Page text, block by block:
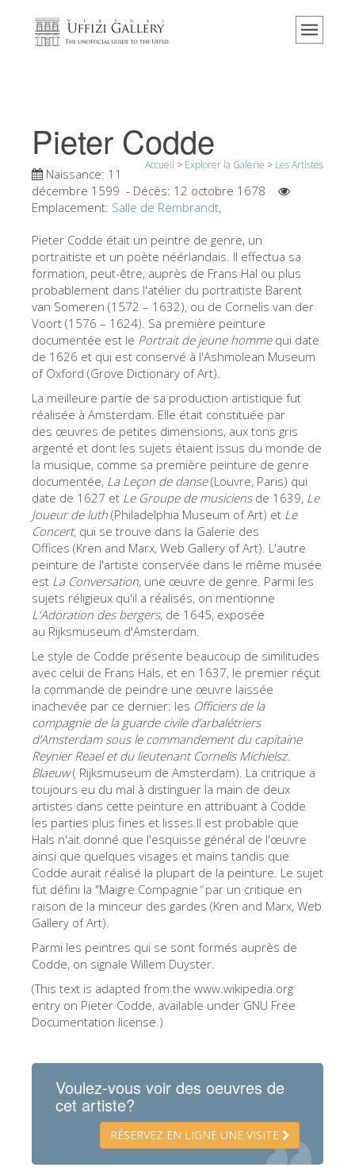
Accueil
Événements et expositions
L' avis des visiteurs
Contact
Réserver
Visite virtuelle
Les Oeuvres
Les Salles
Les Artistes
Les nouvelles salles
Les autres Musées
Le Musée national du Bargello
Galerie de l'Académie
La Galerie Palatine
Les Chapelles Médicis
Le Musée de San Marco
Musée Archéologique
Opificio delle Pietre Dure
Le Musée Galilée
Le Jardin de Boboli
La tour d'Arnolfo
Le Corridor de Vasari
Le Palazzo Vecchio
Santa Maria Novella
la Basilique de Santa Croce
Réserver
Réserver une visite guidée
Les billets coupe-file
FR
ENGLISH
中文
DEUTSCH
ESPAÑOL
Pieter Codde
Accueil > Explorer la Galerie > Les Artistes
Naissance: 11
décembre 1599 - Décès: 12 octobre 1678
Emplacement: Salle de Rembrandt,
Pieter Codde était un peintre de genre, un
portraitiste et un poète néérlandais. Il effectua sa
formation, peut-être, auprès de Frans Hal ou plus
probablement dans l'atélier du portraitiste Barent
van Someren (1572 – 1632), ou de Cornelis van der
Voort (1576 – 1624). Sa première peinture
documentée est le Portrait de jeune homme qui date
de 1626 et qui est conservé à l'Ashmolean Museum
of Oxford (Grove Dictionary of Art).
La meilleure partie de sa production artistique fut
réalisée à Amsterdam. Elle était constituée par
des œuvres de petites dimensions, aux tons gris
argenté et dont les sujets étaient issus du monde de
la musique, comme sa première peinture de genre
documentée, La Leçon de danse(Louvre, Paris) qui
date de 1627 et Le Groupe de musiciens de 1639, Le
Joueur de luth (Philadelphia Museum of Art) et Le
Concert, qui se trouve dans la Galerie des
Offices (Kren and Marx, Web Gallery of Art). L'autre
peinture de l'artiste conservée dans le même musée
est La Conversation, une œuvre de genre. Parmi les
sujets réligieux qu'il a réalisés, on mentionne
L'Adoration des bergers, de 1645, exposée
au Rijksmuseum d'Amsterdam.
Le style de Codde présente beaucoup de similitudes
avec celui de Frans Hals, et en 1637, le premier réçut
la commande de peindre une œuvre laissée
inachevée par ce dernier: les Officiers de la
compagnie de la guarde civile d’arbalétriers
d’Amsterdam sous le commandement du capitaine
Reynier Reael et du lieutenant Cornelis Michielsz.
Blaeuw( Rijksmuseum de Amsterdam). La critrique a
toujours eu du mal à distinguer la main de deux
artistes dans cette peinture en attribuant à Codde
les parties plus fines et lisses.Il est probable que
Hals n'ait donné que l'esquisse général de l'œuvre
ainsi que quelques visages et mains tandis que
Codde aurait réalisé la plupart de la peinture. Le sujet
fut défini la "Maigre Compagnie "par un critique en
raison de la minceur des gardes (Kren and Marx, Web
Gallery of Art).
Parmi les peintres qui se sont formés auprès de
Codde, on signale Willem Duyster.
(This text is adapted from the www.wikipedia.org
entry on Pieter Codde, available under GNU Free
Documentation license.)
Voulez-vous voir des oeuvres de
cet artiste?
RÉSERVEZ EN LIGNE UNE VISITE